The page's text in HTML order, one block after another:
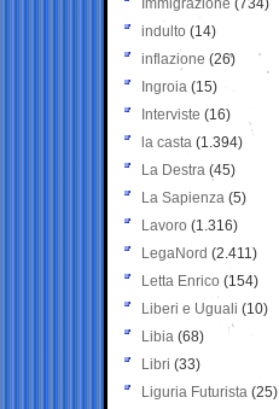
Immigrazione (734)
indulto (14)
inflazione (26)
Ingroia (15)
Interviste (16)
la casta (1.394)
La Destra (45)
La Sapienza (5)
Lavoro (1.316)
LegaNord (2.411)
Letta Enrico (154)
Liberi e Uguali (10)
Libia (68)
Libri (33)
Liguria Futurista (25)